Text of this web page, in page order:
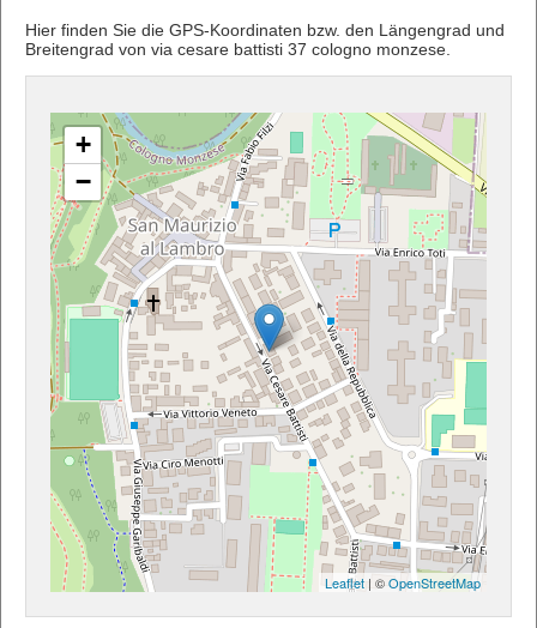
Hier finden Sie die GPS-Koordinaten bzw. den Längengrad und
Breitengrad von via cesare battisti 37 cologno monzese.
+
−
Leaflet | ©OpenStreetMap